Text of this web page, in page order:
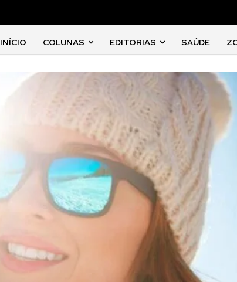
INÍCIO COLUNAS EDITORIAS SAÚDE